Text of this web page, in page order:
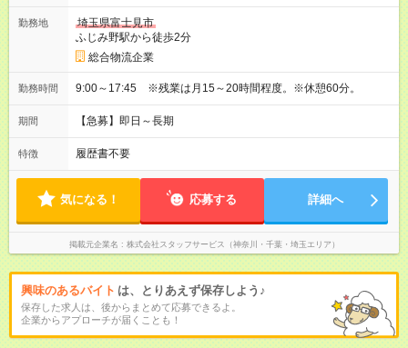
勤務地
埼玉県富士見市
ふじみ野駅から徒歩2分
総合物流企業
勤務時間 9:00～17:45 ※残業は月15～20時間程度。※休憩60分。
期間 【急募】即日～長期
特徴 履歴書不要
気になる！ 応募する 詳細へ
掲載元企業名 株式会社スタッフサービス（神奈川・千葉・埼玉エリア）
興味のあるバイト は、とりあえず保存しよう♪
保存した求人は、後からまとめて応募できるよ。
企業からアプローチが届くことも！